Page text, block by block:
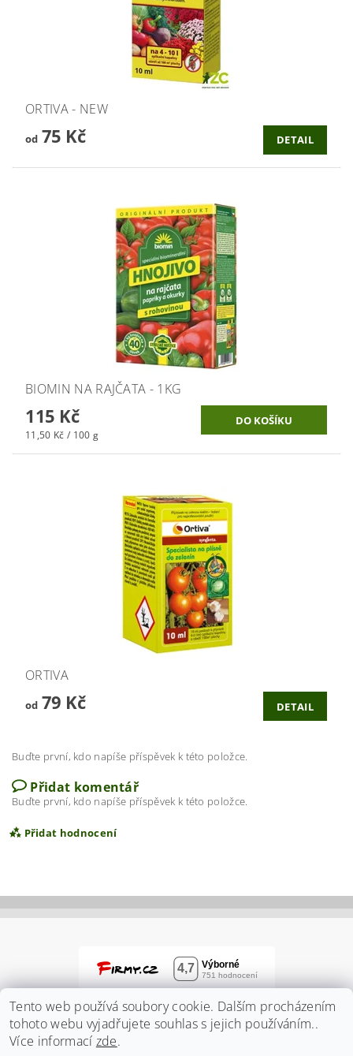
ORTIVA - NEW
od75 Kč DETAIL
BIOMIN NA RAJČATA - 1KG
115 Kč
11,50 Kč / 100 g
ORTIVA
od79 Kč DETAIL
Buďte první, kdo napíše příspěvek k této položce.
Přidat komentář
Buďte první, kdo napíše příspěvek k této položce.
Přidat hodnocení
Tento web používá soubory cookie. Dalším procházením
tohoto webu vyjadřujete souhlas s jejich používáním..
Více informací zde.